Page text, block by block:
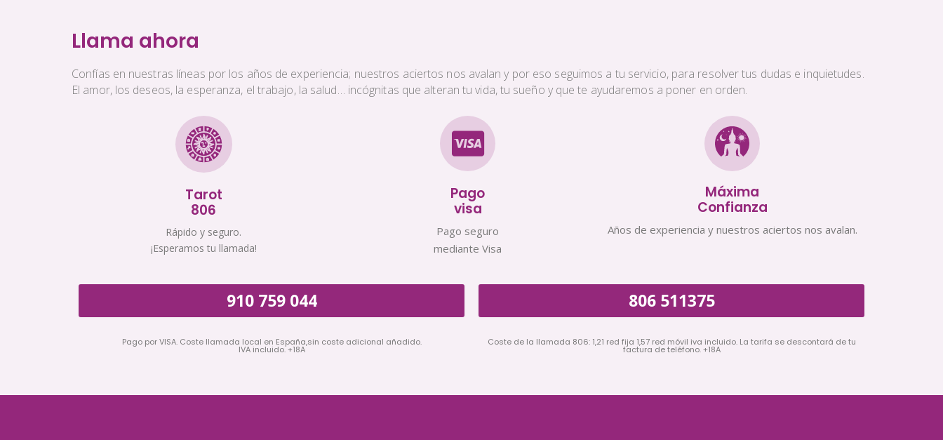
Llama ahora
Confías en nuestras líneas por los años de experiencia; nuestros aciertos nos avalan y por eso seguimos a tu servicio, para resolver tus dudas e inquietudes.
El amor, los deseos, la esperanza, el trabajo, la salud… incógnitas que alteran tu vida, tu sueño y que te ayudaremos a poner en orden.
Tarot
806
Rápido y seguro.
¡Esperamos tu llamada!
Pago
visa
Pago seguro
mediante Visa
Máxima
Confianza
Años de experiencia y nuestros aciertos nos avalan.
910 759 044
Pago por VISA. Coste llamada local en España,sin coste adicional añadido.
IVA incluido. +18A
806 511375
Coste de la llamada 806: 1,21 red fija 1,57 red móvil iva incluido. La tarifa se descontará de tu
factura de teléfono. +18A